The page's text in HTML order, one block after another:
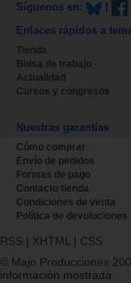
Síguenos en:
Enlaces rápidos a
Tienda
Bolsa de trabajo
Actualidad
Cursos y congresos
Nuestras garantías
Cómo comprar
Envío de pedidos
Formas de pago
Contacto tienda
Condiciones de venta
Política de devoluciones
RSS | XHTML | CSS
© Majo Producciones
información mostrada